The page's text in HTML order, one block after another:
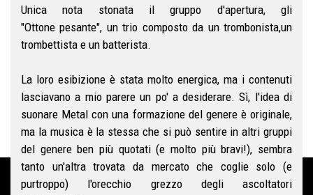
Unica nota stonata il gruppo d'apertura, gli
"Ottone pesante", un trio composto da un trombonista,un
trombettista e un batterista.
La loro esibizione è stata molto energica, ma i contenuti
lasciavano a mio parere un po' a desiderare. Sì, l'idea di
suonare Metal con una formazione del genere è originale,
ma la musica è la stessa che si può sentire in altri gruppi
del genere ben più quotati (e molto più bravi!), sembra
tanto un'altra trovata da mercato che coglie solo (e
purtroppo) l'orecchio grezzo degli ascoltatori